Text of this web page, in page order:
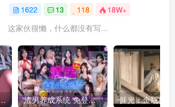
1622 13 118 18W+
这家伙很懒，什么都没有写...
机械凌辱记录～ 渣男养成系统 免登录 麻豆